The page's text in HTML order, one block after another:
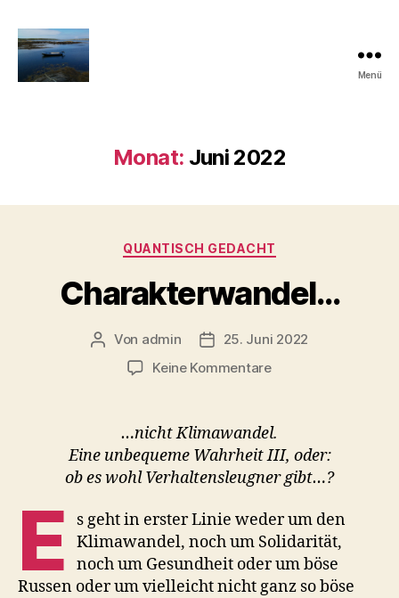
Menü
Monat: Juni 2022
Kategorien
QUANTISCH GEDACHT
Charakterwandel…
Beitragsautor
Von admin Veröffentlichungsdatum
25. Juni 2022
Keine Kommentarezu
…nicht Klimawandel.
Eine unbequeme Wahrheit III, oder:
ob es wohl Verhaltensleugner gibt…?
E
s geht in erster Linie weder um den
Klimawandel, noch um Solidarität,
noch um Gesundheit oder um böse
Russen oder um vielleicht nicht ganz so böse